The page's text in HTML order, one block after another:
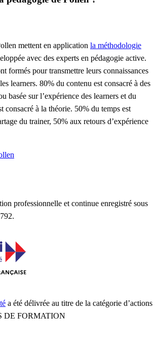
mettent en application la méthodologie
avec des experts en pédagogie active.
formés pour transmettre leurs connaissances
learners. 80% du contenu est consacré à des
basée sur l’expérience des learners et du
consacré à la théorie. 50% du temps est
du trainer, 50% aux retours d’expérience
professionnelle et continue enregistré sous
a été délivrée au titre de la catégorie d’actions
DE FORMATION